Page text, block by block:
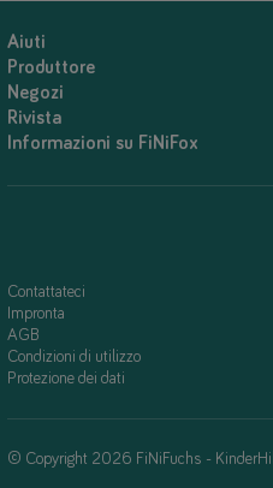
Aiuti
Produttore
Negozi
Rivista
Informazioni su FiNiFox
Contattateci
Impronta
AGB
Condizioni di utilizzo
Protezione dei dati
© Copyright 2026 FiNiFuchs -